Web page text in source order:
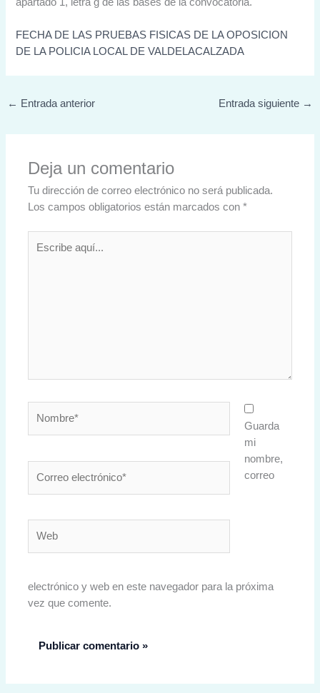
FECHA DE LAS PRUEBAS FISICAS DE LA OPOSICION
DE LA POLICIA LOCAL DE VALDELACALZADA
← Entrada anterior Entrada siguiente →
Deja un comentario
Tu dirección de correo electrónico no será publicada.
Los campos obligatorios están marcados con*
aquí...
electrónico*
Guarda
mi
nombre,
correo
electrónico y web en este navegador para la próxima
vez que comente.